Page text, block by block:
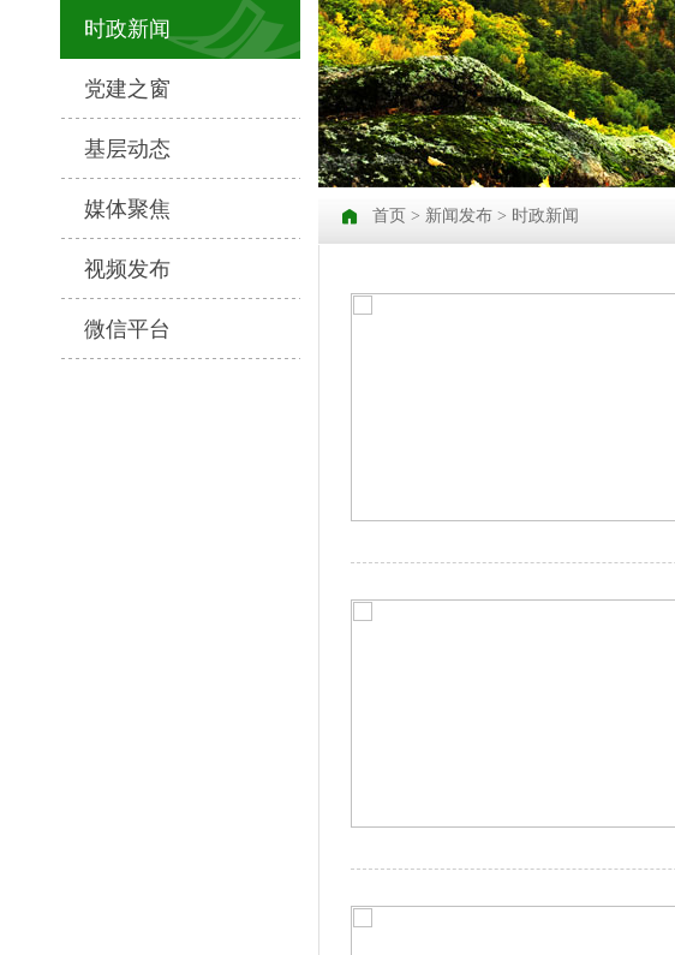
时政新闻
党建之窗
基层动态
媒体聚焦
视频发布
微信平台
首页 > 新闻发布 > 时政新闻